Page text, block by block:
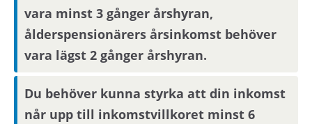
Visningsinbjudan kommer att synas på Mina
sidor samt skickas på mejl om du har fyllt i en
aktuell mejladress. Om du har skyddade
personuppgifter får du endast visningsinbjudan
via Mina sidor.
vara minst 3 gånger årshyran,
ålderspensionärers årsinkomst behöver
vara lägst 2 gånger årshyran.
Du behöver kunna styrka att din inkomst
når upp till inkomstvillkoret minst 6